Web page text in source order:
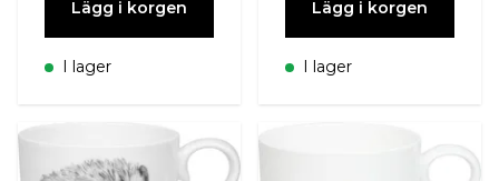
Lägg i korgen
I lager
Lägg i korgen
I lager